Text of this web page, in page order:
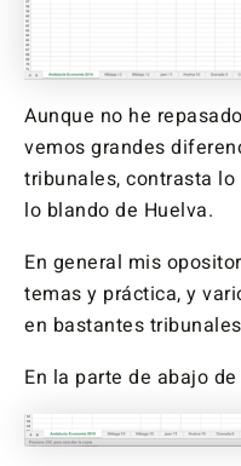
Aunque no he
vemos grandes
tribunales, contrasta
lo blando de Huelva.
En general mis
temas y práctica, y
en bastantes
En la parte de abajo de